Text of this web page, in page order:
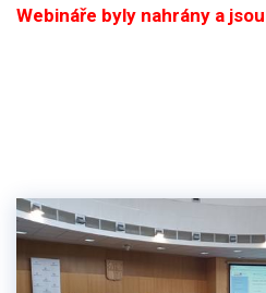
Webináře byly nahrány a